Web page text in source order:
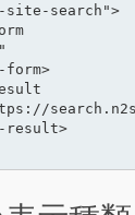
site-search">